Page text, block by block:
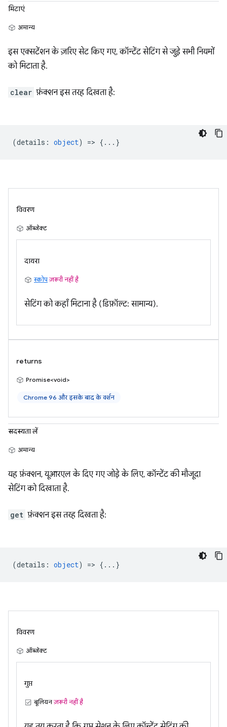
मिटाएं
अमान्य
इस एक्सटेंशन के ज़रिए सेट किए गए, कॉन्टेंट सेटिंग से जुड़े सभी नियमों
को मिटाता है.
clear फ़ंक्शन इस तरह दिखता है:
(details : object) => {...}
विवरण
ऑब्जेक्ट
दायरा
स्कोप ज़रूरी नहीं है
सेटिंग को कहाँ मिटाना है (डिफ़ॉल्ट: सामान्य).
returns
Promise<void>
Chrome 96 और इसके बाद के वर्शन
सदस्यता लें
अमान्य
यह फ़ंक्शन, यूआरएल के दिए गए जोड़े के लिए, कॉन्टेंट की मौजूदा
सेटिंग को दिखाता है.
get फ़ंक्शन इस तरह दिखता है:
(details : object) => {...}
विवरण
ऑब्जेक्ट
गुप्त
बूलियनज़रूरी नहीं है